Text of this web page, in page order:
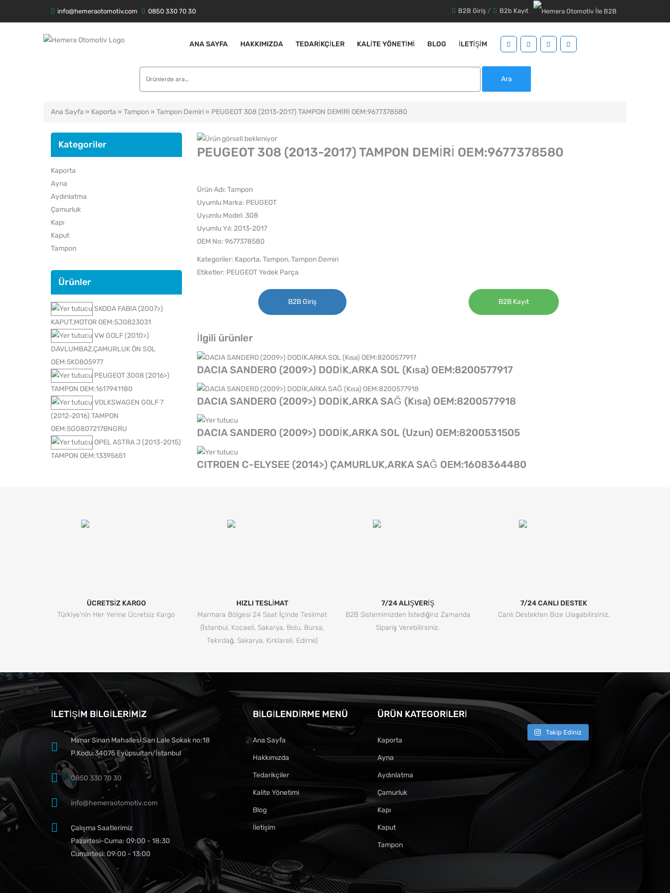
info@hemeraotomotiv.com 0850 330 70 30 B2B Giriş / B2b Kayıt
ANA SAYFA HAKKIMIZDA TEDARIKÇILER KALITE YÖNETIMI BLOG İLETIŞIM
Ara
Ana Sayfa » Kaporta » Tampon » Tampon Demiri » PEUGEOT 308 (2013-2017) TAMPON DEMİRİ OEM:9677378580
Kategoriler
Kaporta
Ayna
Aydınlatma
Çamurluk
Kapı
Kaput
Tampon
Ürünler
SKODA FABIA (2007>)
KAPUT,MOTOR OEM:5J0823031
VW GOLF (2010>)
DAVLUMBAZ,ÇAMURLUK ÖN SOL
OEM:5K0805977
PEUGEOT 3008 (2016>)
TAMPON OEM:1617941180
VOLKSWAGEN GOLF 7
(2012-2016) TAMPON
OEM:5G0807217BNGRU
OPEL ASTRA J (2013-2015)
TAMPON OEM:13395651
PEUGEOT 308 (2013-2017) TAMPON DEMİRİ OEM:9677378580
Ürün Adı: Tampon
Uyumlu Marka: PEUGEOT
Uyumlu Model: 308
Uyumlu Yıl: 2013-2017
OEM No: 9677378580
Kategoriler: Kaporta,Tampon,Tampon Demiri
Etiketler: PEUGEOT Yedek Parça
B2B Giriş B2B Kayıt
İlgili ürünler
DACIA SANDERO (2009>) DODİK,ARKA SOL (Kısa) OEM:8200577917
DACIA SANDERO (2009>) DODİK,ARKA SAĞ (Kısa) OEM:8200577918
DACIA SANDERO (2009>) DODİK,ARKA SOL (Uzun) OEM:8200531505
CITROEN C-ELYSEE (2014>) ÇAMURLUK,ARKA SAĞ OEM:1608364480
ÜCRETSİZ KARGO
Türkiye'nin Her Yerine Ücretsiz Kargo
HIZLI TESLİMAT
Marmara Bölgesi 24 Saat İçinde Teslimat
(İstanbul, Kocaeli, Sakarya, Bolu, Bursa,
Tekirdağ, Sakarya, Kırklareli, Edirne)
7/24 ALIŞVERİŞ
B2B Sistemimizden İstediğinz Zamanda
Sipariş Verebilirsiniz.
7/24 CANLI DESTEK
Canlı Destekten Bize Ulaşabilirsiniz.
İLETIŞIM BILGILERIMIZ
Mimar Sinan Mahallesi Sarı Lale Sokak no:18
P.Kodu:34075 Eyüpsultan/İstanbul
0850 330 70 30
info@hemeraotomotiv.com
Çalışma Saatlerimiz
Pazartesi-Cuma: 09:00 - 18:30
Cumartesi: 09:00 - 13:00
BILGILENDIRME MENÜ
Ana Sayfa
Hakkımızda
Tedarikçiler
Kalite Yönetimi
Blog
İletişim
ÜRÜN KATEGORILERI
Kaporta
Ayna
Aydınlatma
Çamurluk
Kapı
Kaput
Tampon
Takip Ediniz